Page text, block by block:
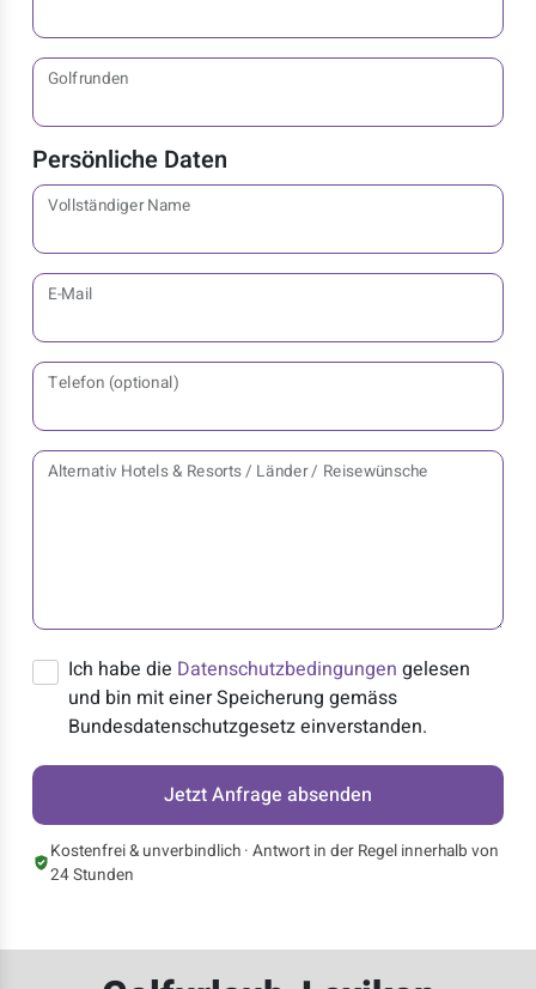
Golfrunden
Persönliche Daten
Vollständiger Name
E-Mail
Telefon (optional)
Alternativ Hotels & Resorts / Länder / Reisewünsche
Ich habe die Datenschutzbedingungen gelesen
und bin mit einer Speicherung gemäss
Bundesdatenschutzgesetz einverstanden.
Jetzt Anfrage absenden
Kostenfrei & unverbindlich · Antwort in der Regel innerhalb von
24 Stunden